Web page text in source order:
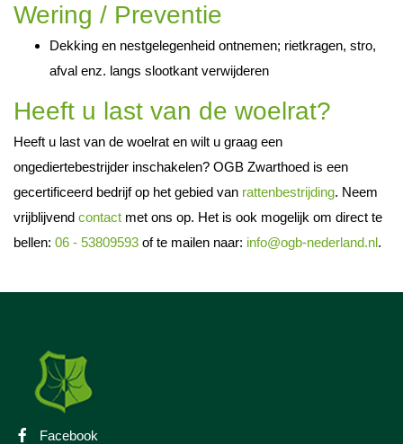
Wering / Preventie
Dekking en nestgelegenheid ontnemen; rietkragen, stro,
afval enz. langs slootkant verwijderen
Heeft u last van de woelrat?
Heeft u last van de woelrat en wilt u graag een
ongediertebestrijder inschakelen? OGB Zwarthoed is een
gecertificeerd bedrijf op het gebied van rattenbestrijding. Neem
vrijblijvend contact met ons op. Het is ook mogelijk om direct te
bellen: 06 - 53809593 of te mailen naar: info@ogb-nederland.nl.
Facebook